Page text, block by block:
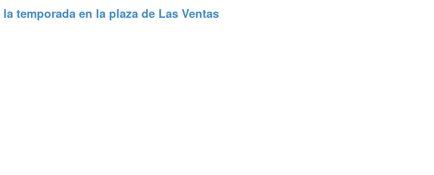
temporada en la plaza de Las Ventas